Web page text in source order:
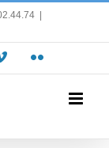
Vimeo Flickr